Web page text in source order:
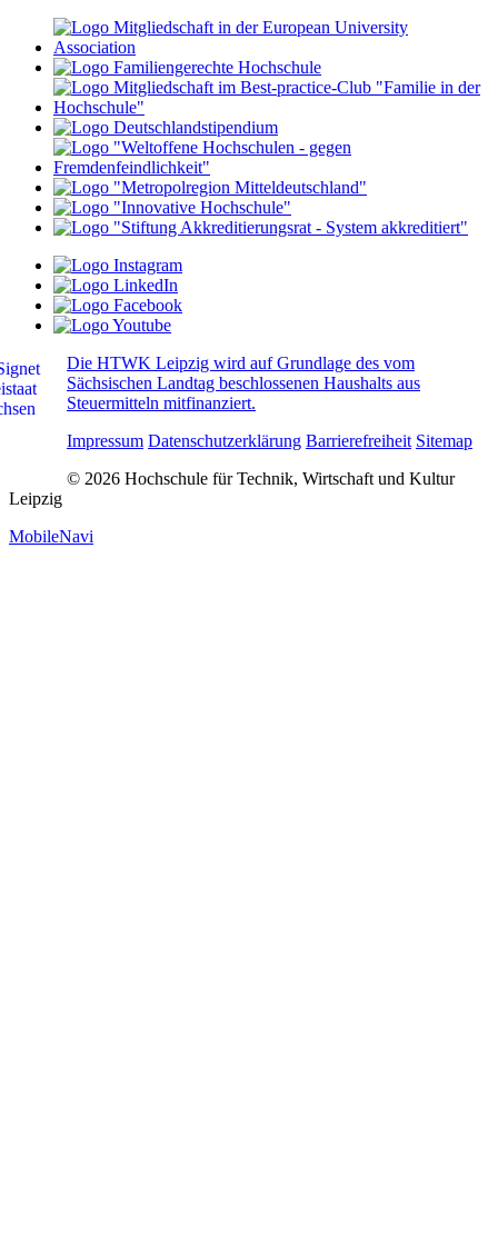
Die HTWK Leipzig wird auf Grundlage des vom
Sächsischen Landtag beschlossenen Haushalts aus
Steuermitteln mitfinanziert.
Impressum Datenschutzerklärung Barrierefreiheit Sitemap
© 2026 Hochschule für Technik, Wirtschaft und Kultur
Leipzig
MobileNavi